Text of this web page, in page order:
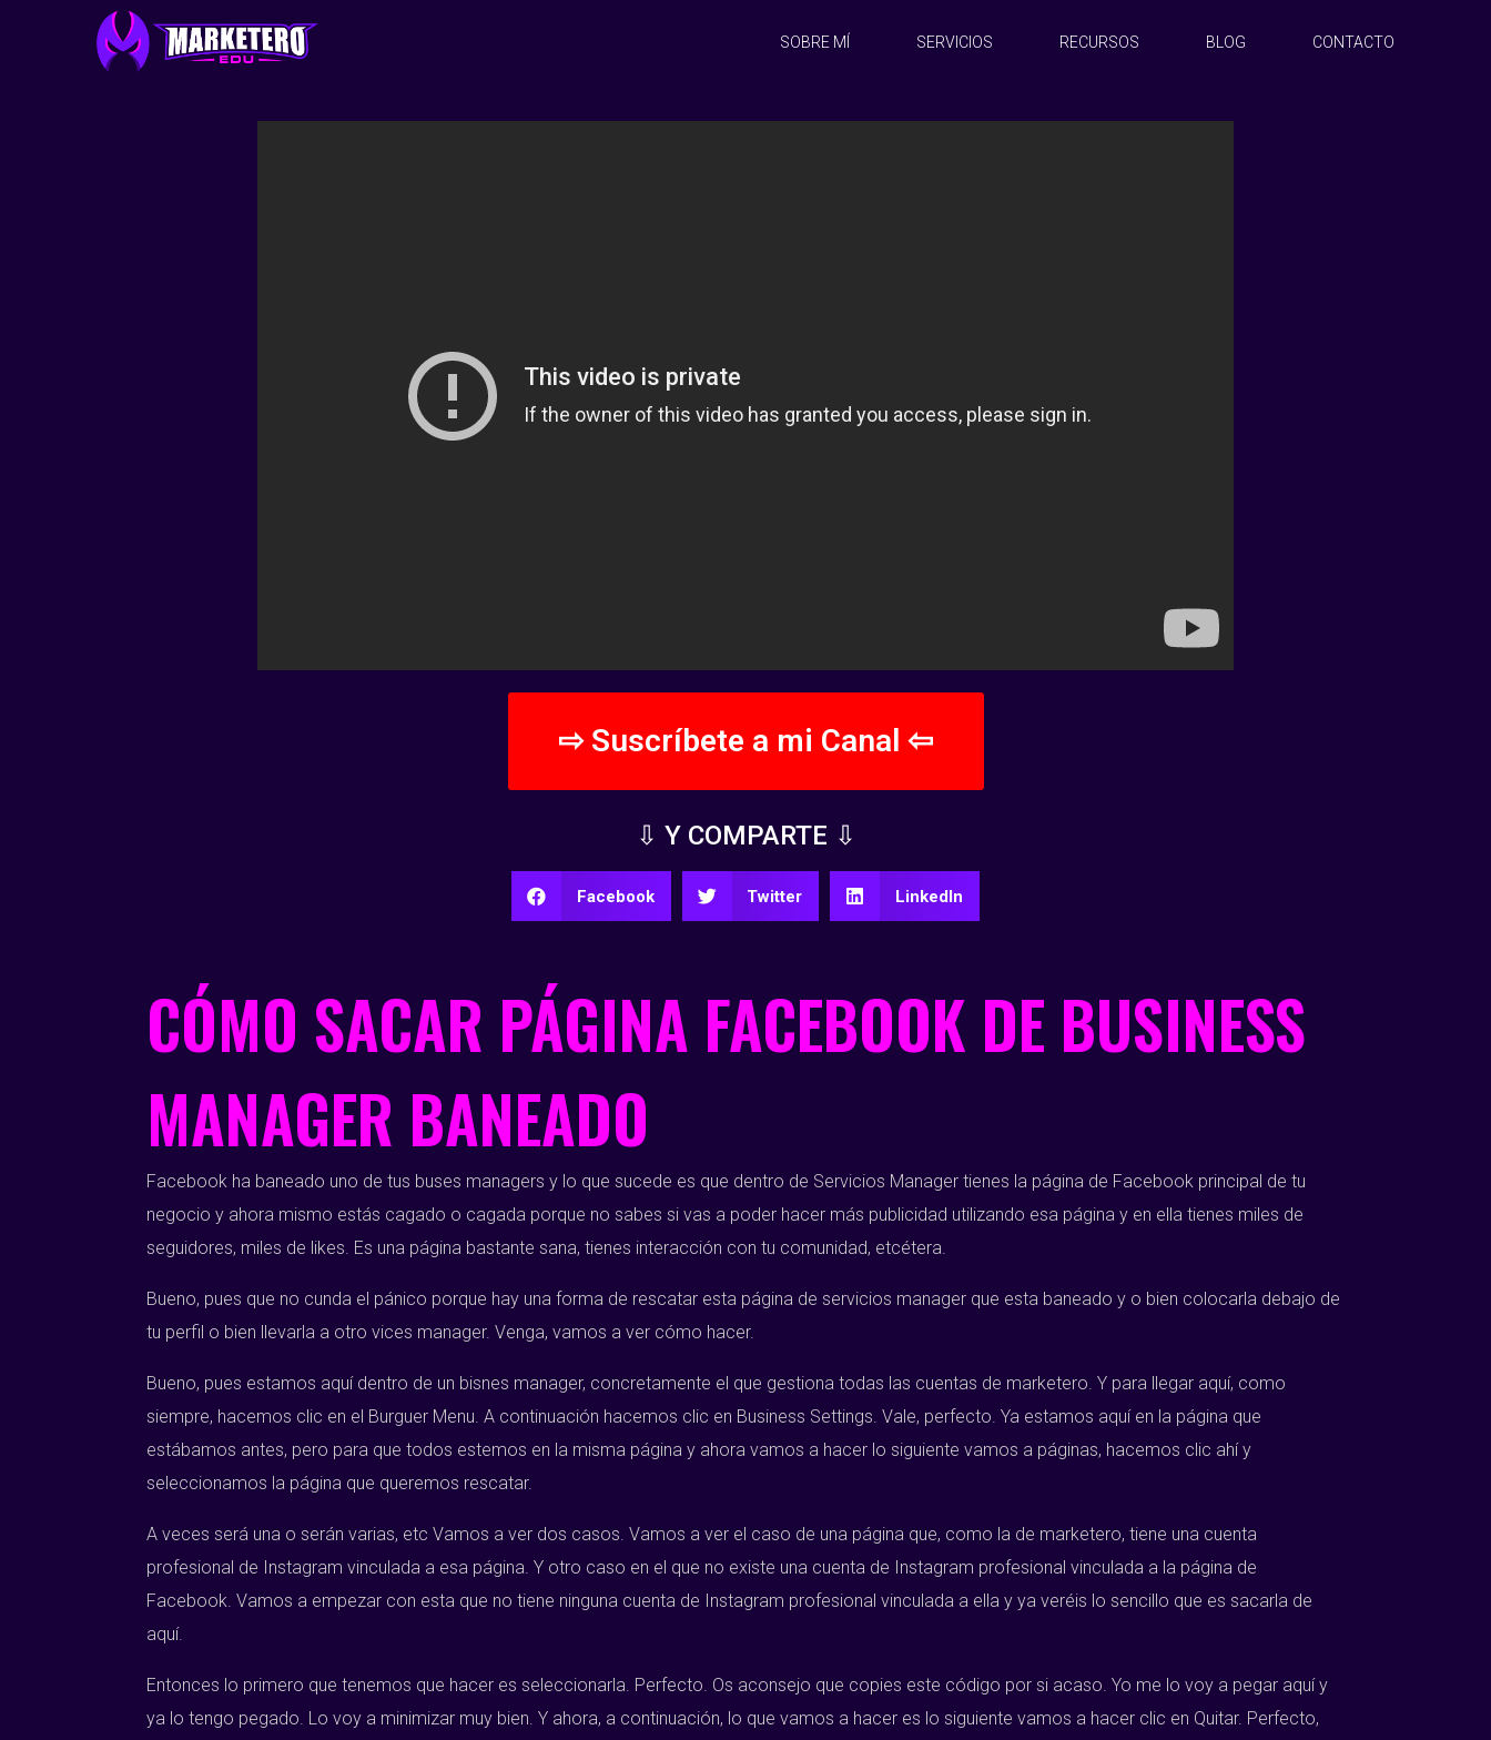
SOBRE MÍ SERVICIOS RECURSOS BLOG CONTACTO
⇨ Suscríbete a mi Canal ⇦
⇩ Y COMPARTE ⇩
Facebook Twitter LinkedIn
CÓMO SACAR PÁGINA FACEBOOK DE BUSINESS
MANAGER BANEADO
Facebook ha baneado uno de tus buses managers y lo que sucede es que dentro de Servicios Manager tienes la página de Facebook principal de tu
negocio y ahora mismo estás cagado o cagada porque no sabes si vas a poder hacer más publicidad utilizando esa página y en ella tienes miles de
seguidores, miles de likes. Es una página bastante sana, tienes interacción con tu comunidad, etcétera.
Bueno, pues que no cunda el pánico porque hay una forma de rescatar esta página de servicios manager que esta baneado y o bien colocarla debajo de
tu perfil o bien llevarla a otro vices manager. Venga, vamos a ver cómo hacer.
Bueno, pues estamos aquí dentro de un bisnes manager, concretamente el que gestiona todas las cuentas de marketero. Y para llegar aquí, como
siempre, hacemos clic en el Burguer Menu. A continuación hacemos clic en Business Settings. Vale, perfecto. Ya estamos aquí en la página que
estábamos antes, pero para que todos estemos en la misma página y ahora vamos a hacer lo siguiente vamos a páginas, hacemos clic ahí y
seleccionamos la página que queremos rescatar.
A veces será una o serán varias, etc Vamos a ver dos casos. Vamos a ver el caso de una página que, como la de marketero, tiene una cuenta
profesional de Instagram vinculada a esa página. Y otro caso en el que no existe una cuenta de Instagram profesional vinculada a la página de
Facebook. Vamos a empezar con esta que no tiene ninguna cuenta de Instagram profesional vinculada a ella y ya veréis lo sencillo que es sacarla de
aquí.
Entonces lo primero que tenemos que hacer es seleccionarla. Perfecto. Os aconsejo que copies este código por si acaso. Yo me lo voy a pegar aquí y
ya lo tengo pegado. Lo voy a minimizar muy bien. Y ahora, a continuación, lo que vamos a hacer es lo siguiente vamos a hacer clic en Quitar. Perfecto,